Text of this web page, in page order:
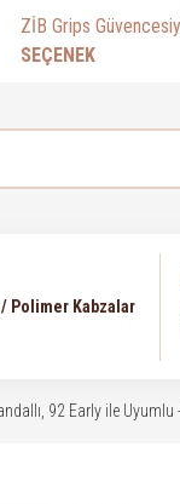
ZİB Grips
SEÇENEK
Polimer Kabzalar
92 Early ile